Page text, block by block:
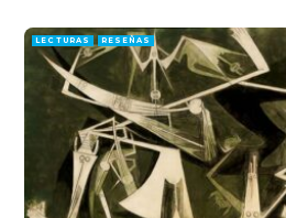
LECTURAS RESEÑAS